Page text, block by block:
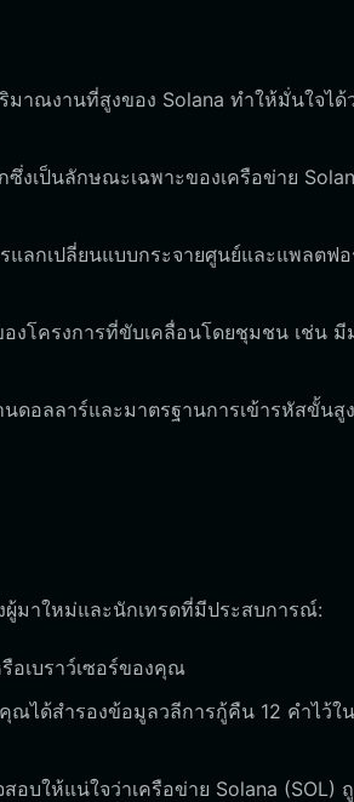
มาณงานที่สูงของ Solana ทำให้มั่นใจได้
งเป็นลักษณะเฉพาะของเครือข่าย
แลกเปลี่ยนแบบกระจายศูนย์และแพลตฟ
องโครงการที่ขับเคลื่อนโดยชุมชน เช่น
ดอลลาร์และมาตรฐานการเข้ารหัสขั้นสูง
ผู้มาใหม่และนักเทรดที่มีประสบการณ์:
เบราว์เซอร์ของคุณ
คุณได้สำรองข้อมูลวลีการกู้คืน 12 คำไว้ใ
อบให้แน่ใจว่าเครือข่าย Solana (SOL)